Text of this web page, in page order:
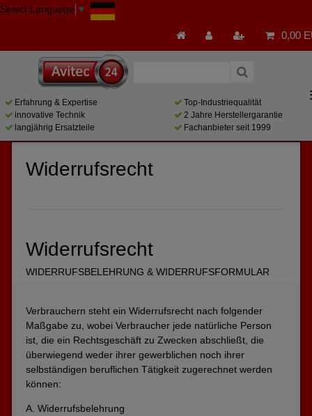
Select Language ▼
0,00
Erfahrung & Expertise
Top-Industriequalität
innovative Technik
2 Jahre Herstellergarantie
langjährig Ersatzteile
Fachanbieter seit 1999
Widerrufs­recht
Widerrufsrecht
WIDERRUFSBELEHRUNG & WIDERRUFSFORMULAR
Verbrauchern steht ein Widerrufsrecht nach folgender
Maßgabe zu, wobei Verbraucher jede natürliche Person
ist, die ein Rechtsgeschäft zu Zwecken abschließt, die
überwiegend weder ihrer gewerblichen noch ihrer
selbständigen beruflichen Tätigkeit zugerechnet werden
können:
A. Widerrufsbelehrung